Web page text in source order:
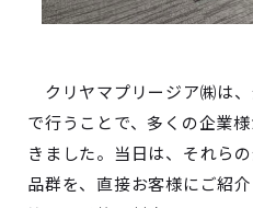
クリヤマプリージア㈱は
で行うことで、多くの企業
きました。当日は、それら
品群を、直接お客様にご紹